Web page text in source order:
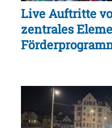
Live Auftritte
zentrales